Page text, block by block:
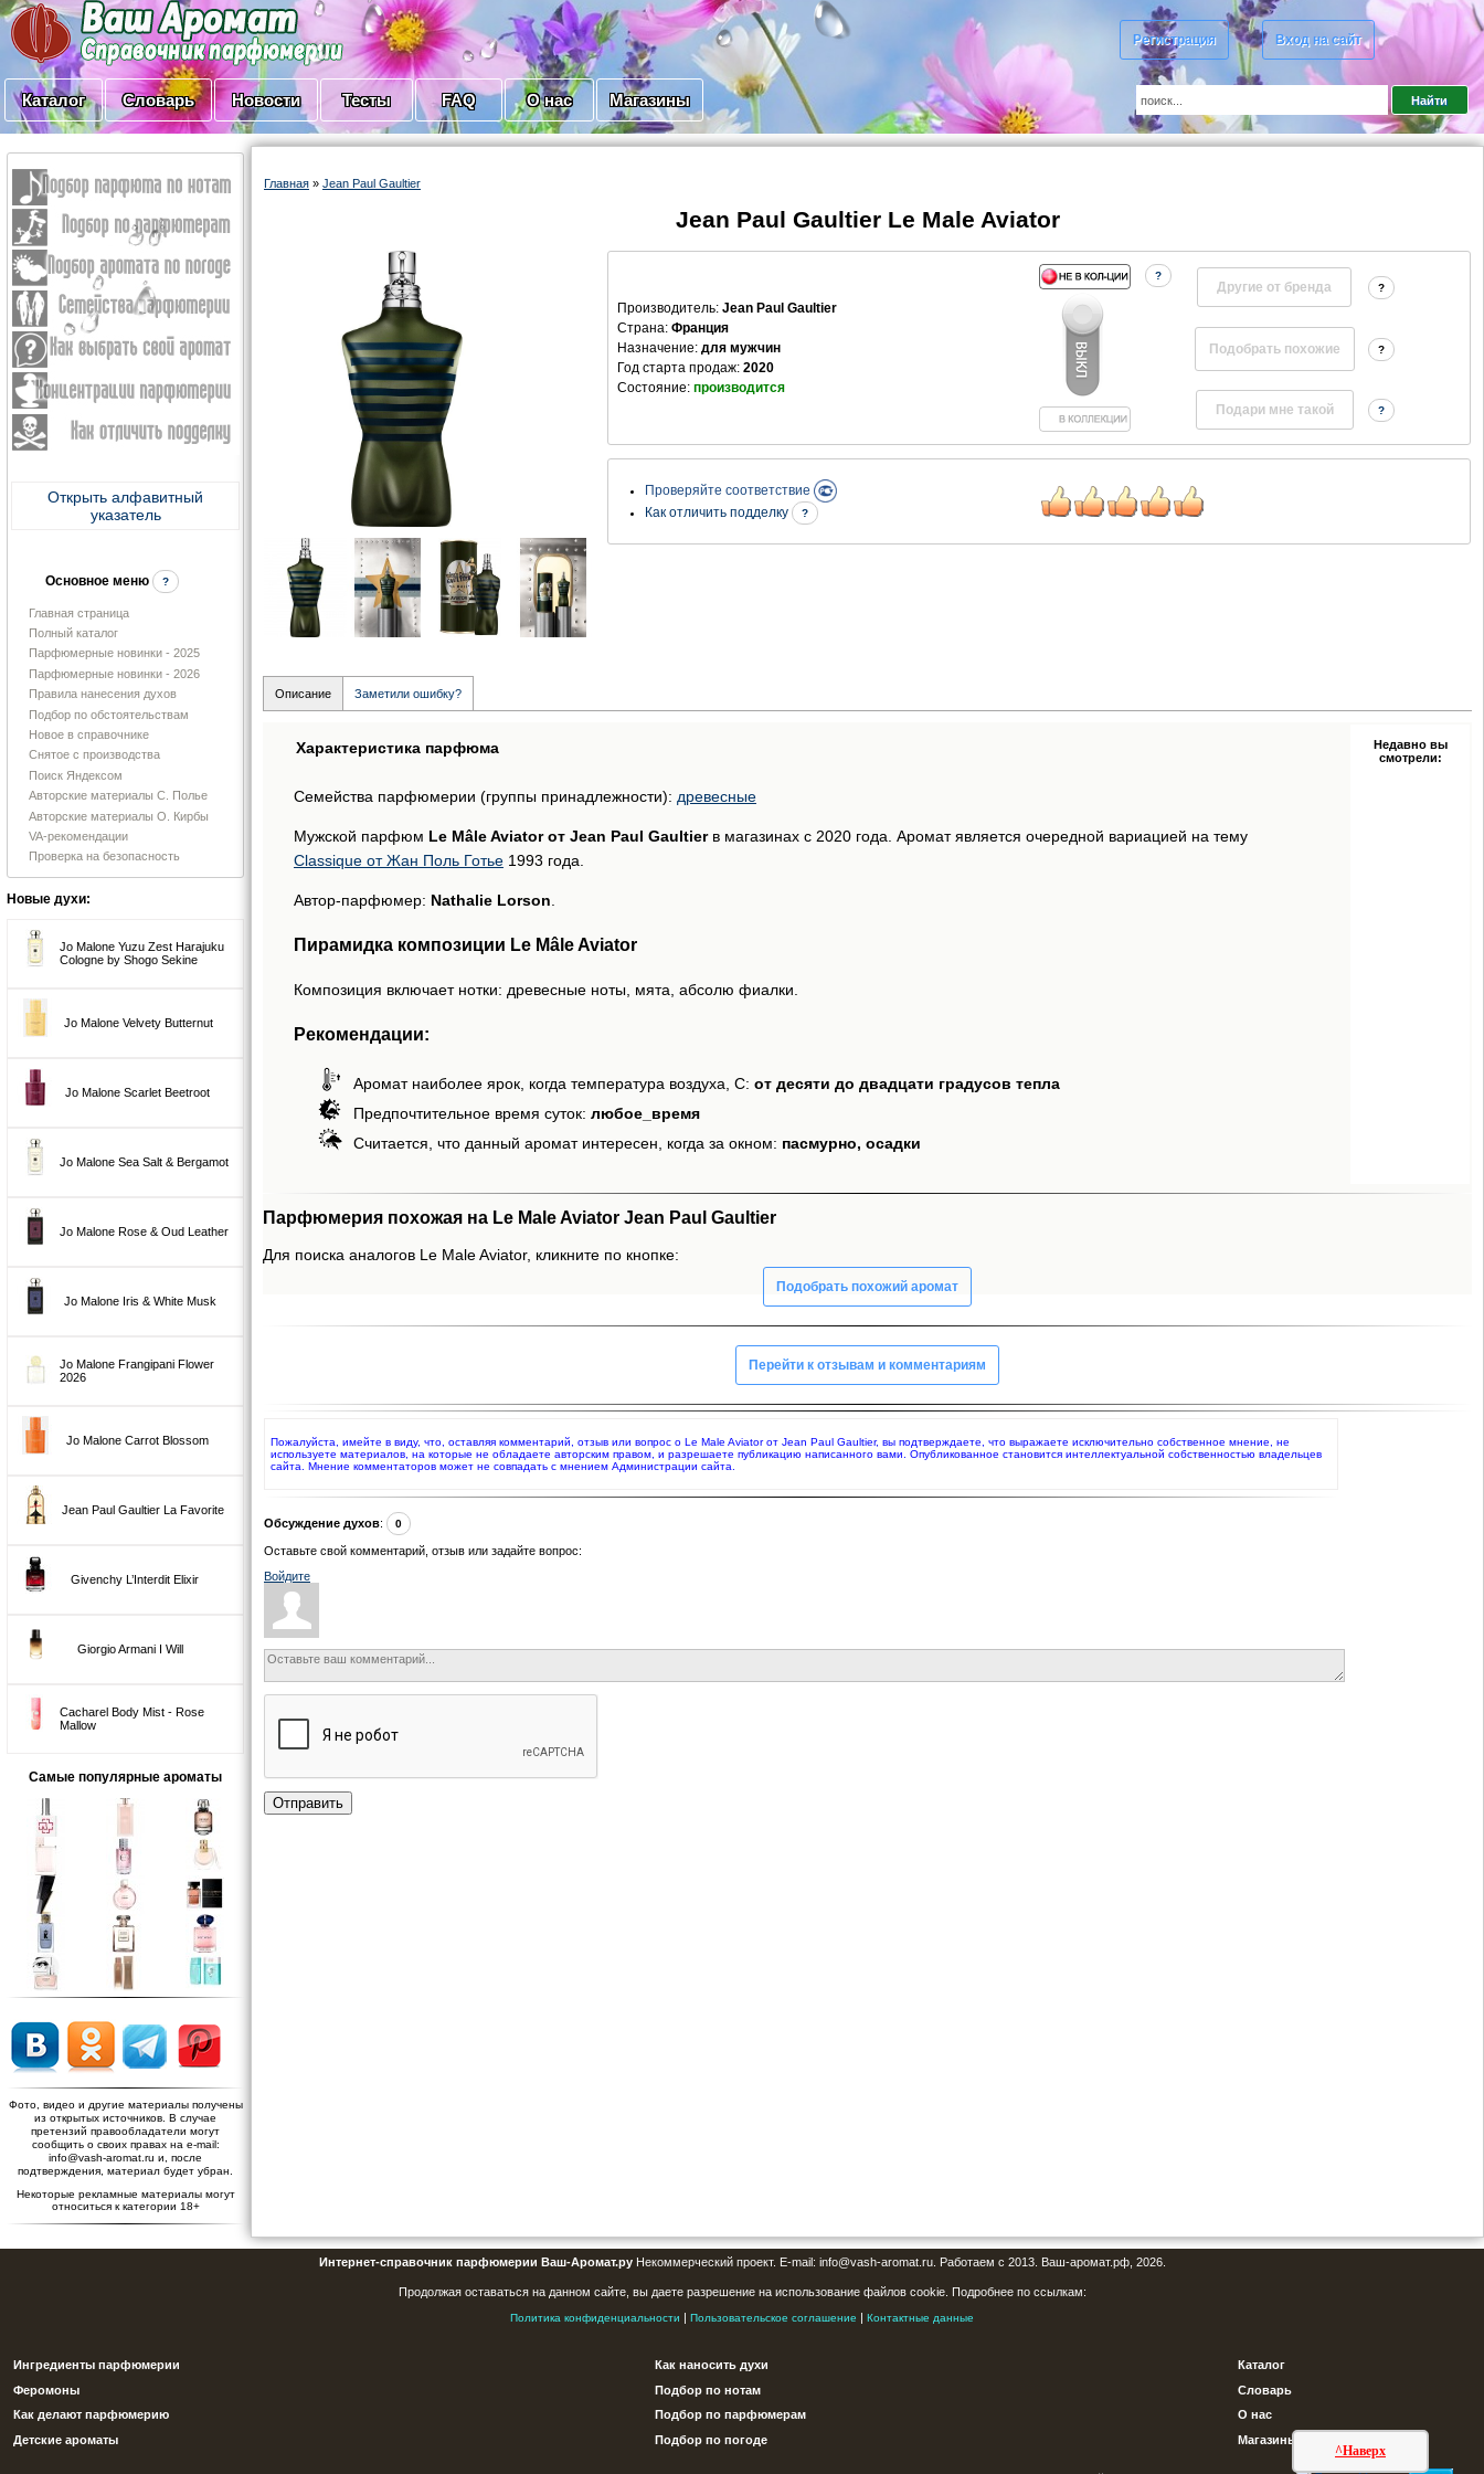
Регистрация Вход на сайт
Каталог Словарь Новости Тесты FAQ О нас Магазины
Открыть алфавитный
указатель
Основное меню ?
Главная страница
Полный каталог
Парфюмерные новинки - 2025
Парфюмерные новинки - 2026
Правила нанесения духов
Подбор по обстоятельствам
Новое в справочнике
Снятое с производства
Поиск Яндексом
Авторские материалы С. Полье
Авторские материалы О. Кирбы
VA-рекомендации
Проверка на безопасность
Новые духи:
Jo Malone Yuzu Zest Harajuku
Cologne by Shogo Sekine
Jo Malone Velvety Butternut
Jo Malone Scarlet Beetroot
Jo Malone Sea Salt & Bergamot
Jo Malone Rose & Oud Leather
Jo Malone Iris & White Musk
Jo Malone Frangipani Flower
2026
Jo Malone Carrot Blossom
Jean Paul Gaultier La Favorite
Givenchy L’Interdit Elixir
Giorgio Armani I Will
Cacharel Body Mist - Rose
Mallow
Самые популярные ароматы
Фото, видео и другие материалы получены
из открытых источников. В случае
претензий правообладатели могут
сообщить о своих правах на e-mail:
info@vash-aromat.ru и, после
подтверждения, материал будет убран.
Некоторые рекламные материалы могут
относиться к категории 18+
Главная » Jean Paul Gaultier
Jean Paul Gaultier Le Male Aviator
Производитель: Jean Paul Gaultier
Страна: Франция
Назначение: для мужчин
Год старта продаж: 2020
Состояние: производится
?
Другие от бренда ?
?
?
Проверяйте соответствие
Как отличить подделку
?
Описание Заметили ошибку?
Характеристика парфюма
Семейства парфюмерии (группы принадлежности): древесные
Мужской парфюм Le Mâle Aviator от Jean Paul Gaultierв магазинах с 2020 года. Аромат является очередной вариацией на тему
Classique от Жан Поль Готье 1993 года.
Автор-парфюмер: Nathalie Lorson
Пирамидка композиции Le Mâle Aviator
Композиция включает нотки: древесные ноты, мята, абсолю фиалки.
Рекомендации:
Аромат наиболее ярок, когда температура воздуха, С: от десяти до двадцати градусов тепла
Предпочтительное время суток: любое_время
Считается, что данный аромат интересен, когда за окном: пасмурно, осадки
Недавно вы
смотрели:
Парфюмерия похожая на Le Male Aviator Jean Paul Gaultier
Для поиска аналогов Le Male Aviator, кликните по кнопке:
Подобрать похожий аромат
Перейти к отзывам и комментариям
Пожалуйста, имейте в виду, что, оставляя комментарий, отзыв или вопрос о Le Male Aviator от Jean Paul Gaultier, вы подтверждаете, что выражаете исключительно собственное мнение, не
используете материалов, на которые не обладаете авторским правом, и разрешаете публикацию написанного вами. Опубликованное становится интеллектуальной собственностью владельцев
сайта. Мнение комментаторов может не совпадать с мнением Администрации сайта.
Обсуждение духов: 0
Оставьте свой комментарий, отзыв или задайте вопрос:
Войдите
Отправить
^Наверх
Интернет-справочник парфюмерии Ваш-Аромат.руНекоммерческий проект. E-mail: info@vash-aromat.ru. Работаем с 2013. Ваш-аромат.рф, 2026.
Продолжая оставаться на данном сайте, вы даете разрешение на использование файлов cookie. Подробнее по ссылкам:
Политика конфиденциальности | Пользовательское соглашение | Контактные данные
Ингредиенты парфюмерии
Феромоны
Как делают парфюмерию
Детские ароматы
Как наносить духи
Подбор по нотам
Подбор по парфюмерам
Подбор по погоде
Каталог
Словарь
О нас
Магазины